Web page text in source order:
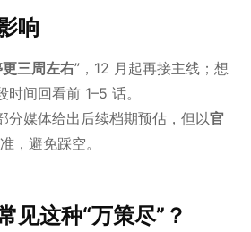
响
三周左右”，12 月起再接主线；想
间回看前 1–5 话。
分媒体给出后续档期预估，但以官
，避免踩空。
见这种“万策尽”？